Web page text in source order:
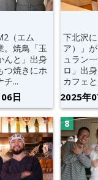
（エム
。焼鳥「玉
んと」出身
つ焼きにホ
チ...
日
下北沢
ア）」
ュラン
ロ」出
カフェ
2025年